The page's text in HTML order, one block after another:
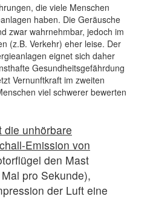
die viele Menschen
haben. Die Geräusche
zwar wahrnehmbar, jedoch im
(z.B. Verkehr) eher leise. Der
eignet sich daher
Gesundheitsgefährdung
Vernunftkraft im zweiten
viel schwerer bewerten
die unhörbare
Emission von
den Mast
pro Sekunde),
der Luft eine